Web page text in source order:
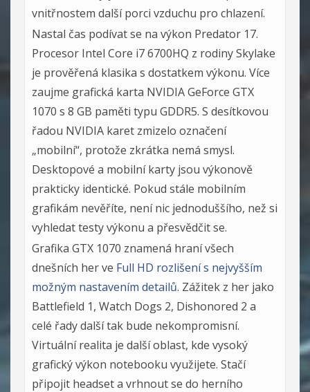
vnitřnostem další porci vzduchu pro chlazení.
Nastal čas podívat se na výkon Predator 17.
Procesor Intel Core i7 6700HQ z rodiny Skylake
je prověřená klasika s dostatkem výkonu. Více
zaujme grafická karta NVIDIA GeForce GTX
1070 s 8 GB paměti typu GDDR5. S desítkovou
řadou NVIDIA karet zmizelo označení
„mobilní“, protože zkrátka nemá smysl.
Desktopové a mobilní karty jsou výkonově
prakticky identické. Pokud stále mobilním
grafikám nevěříte, není nic jednoduššího, než si
vyhledat testy výkonu a přesvědčit se.
Grafika GTX 1070 znamená hraní všech
dnešních her ve Full HD rozlišení s nejvyšším
možným nastavením detailů. Zážitek z her jako
Battlefield 1, Watch Dogs 2, Dishonored 2 a
celé řady další tak bude nekompromisní.
Virtuální realita je další oblast, kde vysoký
grafický výkon notebooku využijete. Stačí
připojit headset a vrhnout se do herního